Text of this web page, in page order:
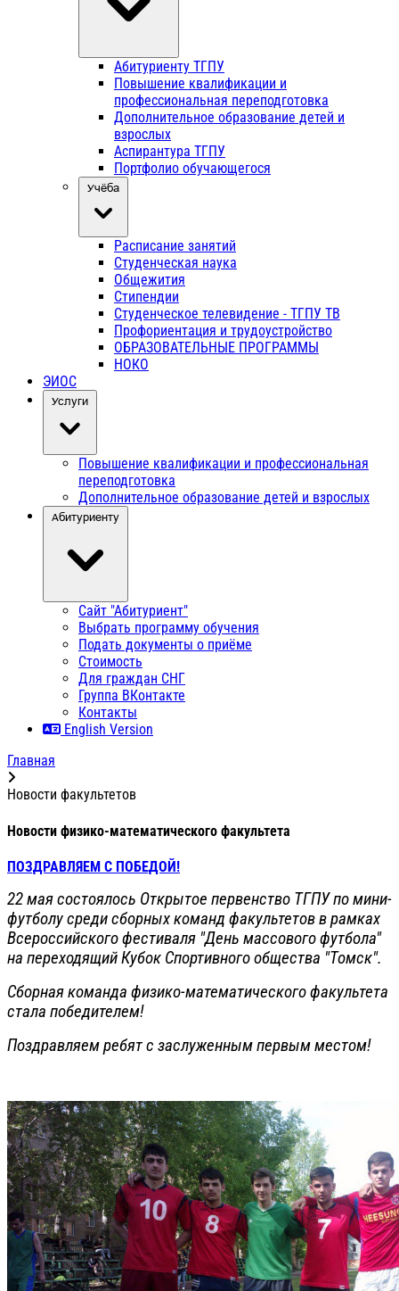
Абитуриенту ТГПУ
Повышение квалификации и
профессиональная переподготовка
Дополнительное образование детей и
взрослых
Аспирантура ТГПУ
Портфолио обучающегося
Учёба
Расписание занятий
Студенческая наука
Общежития
Стипендии
Студенческое телевидение - ТГПУ ТВ
Профориентация и трудоустройство
ОБРАЗОВАТЕЛЬНЫЕ ПРОГРАММЫ
НОКО
ЭИОС
Услуги
Повышение квалификации и профессиональная
переподготовка
Дополнительное образование детей и взрослых
Абитуриенту
Сайт "Абитуриент"
Выбрать программу обучения
Подать документы о приёме
Стоимость
Для граждан СНГ
Группа ВКонтакте
Контакты
English Version
Главная
Новости факультетов
Новости физико-математического факультета
ПОЗДРАВЛЯЕМ С ПОБЕДОЙ!
22 мая состоялось Открытое первенство ТГПУ по мини-
футболу среди сборных команд факультетов в рамках
Всероссийского фестиваля "День массового футбола"
на переходящий Кубок Спортивного общества "Томск".
Сборная команда физико-математического факультета
стала победителем!
Поздравляем ребят с заслуженным первым местом!